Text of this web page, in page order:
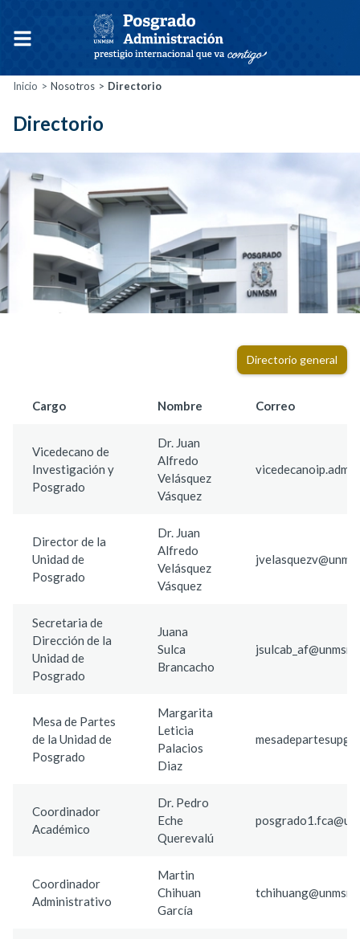
Inicio Nosotros Directorio
Directorio
Directorio general
Cargo Nombre Correo
Vicedecano de
Investigación y
Posgrado
Dr. Juan
Alfredo
Velásquez
Vásquez
Director de la
Unidad de
Posgrado
Dr. Juan
Alfredo
Velásquez
Vásquez
Secretaria de
Dirección de la
Unidad de
Posgrado
Juana
Sulca
Brancacho
Mesa de Partes
de la Unidad de
Posgrado
Margarita
Leticia
Palacios
Diaz
Coordinador
Académico
Dr. Pedro
Eche
Querevalú
Coordinador
Administrativo
Martin
Chihuan
García